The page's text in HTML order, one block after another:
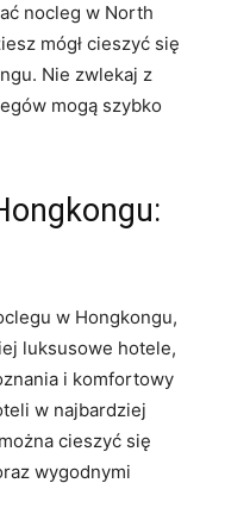
nocleg w North
mógł cieszyć się
Nie zwlekaj z
mogą szybko
w Hongkongu,
luksusowe hotele,
i komfortowy
w najbardziej
cieszyć się
​wygodnymi